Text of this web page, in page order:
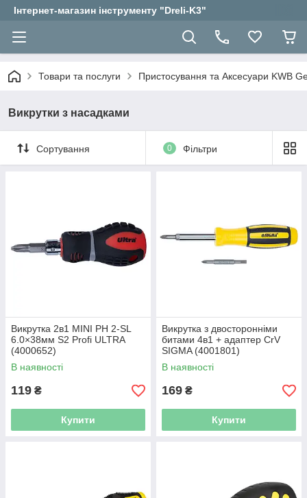
Інтернет-магазин інструменту "Dreli-K3"
Товари та послуги Пристосування та Аксесуари KWB
Викрутки з насадками
Сортування 0 Фільтри
Викрутка 2в1 MINI PH 2-SL
6.0×38мм S2 Profi ULTRA
(4000652)
В наявності
119 ₴
Купити
Викрутка з двосторонніми
битами 4в1 + адаптер CrV
SIGMA (4001801)
В наявності
169 ₴
Купити